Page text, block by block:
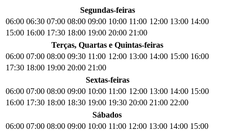
Segundas-feiras
06:00 06:30 07:00 08:00 09:00 10:00 11:00 12:00 13:00 14:00
15:00 16:00 17:30 18:00 19:00 20:00 21:00
Terças, Quartas e Quintas-feiras
06:00 07:00 08:00 09:30 11:00 12:00 13:00 14:00 15:00 16:00
17:30 18:00 19:00 20:00 21:00
Sextas-feiras
06:00 07:00 08:00 09:00 10:00 11:00 12:00 13:00 14:00 15:00
16:00 17:30 18:00 18:30 19:00 19:30 20:00 21:00 22:00
Sábados
06:00 07:00 08:00 09:00 10:00 11:00 12:00 13:00 14:00 15:00